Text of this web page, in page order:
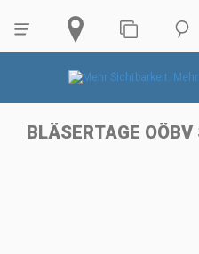
BLÄSERTAGE OÖBV